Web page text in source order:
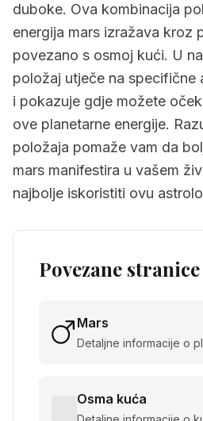
duboke. Ova kombinacija
energija mars izražava kroz
povezano s osmoj kući. U
položaj utječe na specifične
i pokazuje gdje možete
ove planetarne energije.
položaja pomaže vam da
mars manifestira u vašem
najbolje iskoristiti ovu
Povezane stranice
Mars
Detaljne informacije o
Osma kuća